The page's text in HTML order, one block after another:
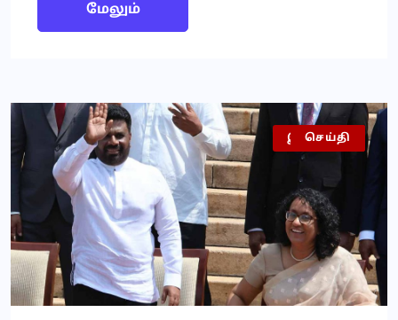
மேலும்
அரசியல்
இலங்கை
செய்தி